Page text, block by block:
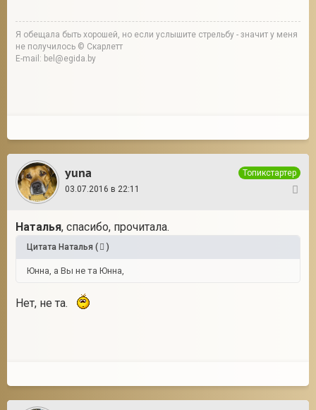
Я обещала быть хорошей, но если услышите стрельбу - значит у меня
не получилось © Скарлетт
E-mail: bel@egida.by
yuna
Топикстартер
03.07.2016 в 22:11
Наталья, спасибо, прочитала.
Цитата Наталья ( )
Юнна, а Вы не та Юнна,
Нет, не та.